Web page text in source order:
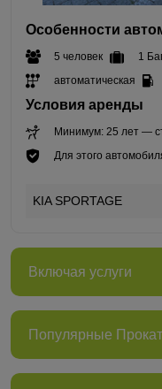
Особенности
5 человек 1
автоматическая
Условия аренды
Минимум: 25 лет —
Для этого
KIA SPORTAGE
Включая услуги
Популярные